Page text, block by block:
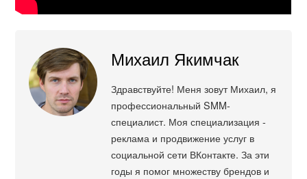
Михаил Якимчак
Здравствуйте! Меня зовут Михаил, я
профессиональный SMM-
специалист. Моя специализация -
реклама и продвижение услуг в
социальной сети ВКонтакте. За эти
годы я помог множеству брендов и